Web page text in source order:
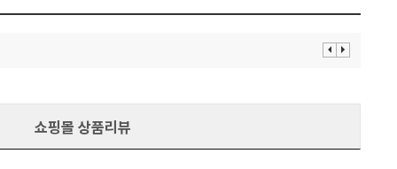
이 다
쇼핑몰 상품리뷰